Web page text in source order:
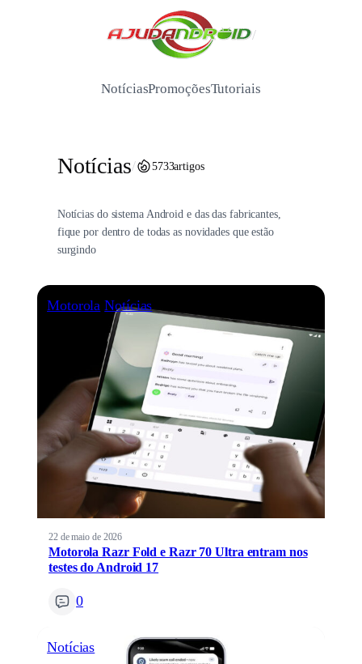
/
NotíciasPromoçõesTutoriais
Notícias/ 5733artigos
Notícias do sistema Android e das das fabricantes,
fique por dentro de todas as novidades que estão
surgindo
Motorola Notícias
22 de maio de 2026
Motorola Razr Fold e Razr 70 Ultra entram nos
testes do Android 17
0
Notícias